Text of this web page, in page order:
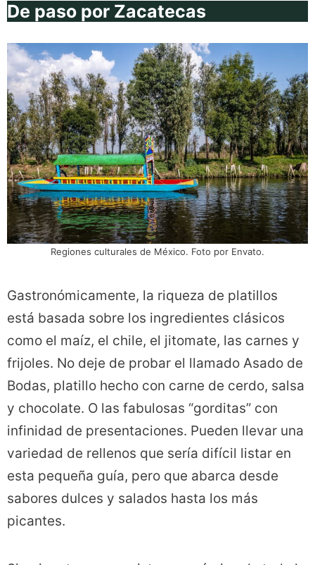
De paso por Zacatecas
Regiones culturales de México. Foto por Envato.
Gastronómicamente, la riqueza de platillos
está basada sobre los ingredientes clásicos
como el maíz, el chile, el jitomate, las carnes y
frijoles. No deje de probar el llamado Asado de
Bodas, platillo hecho con carne de cerdo, salsa
y chocolate. O las fabulosas “gorditas” con
infinidad de presentaciones. Pueden llevar una
variedad de rellenos que sería difícil listar en
esta pequeña guía, pero que abarca desde
sabores dulces y salados hasta los más
picantes.